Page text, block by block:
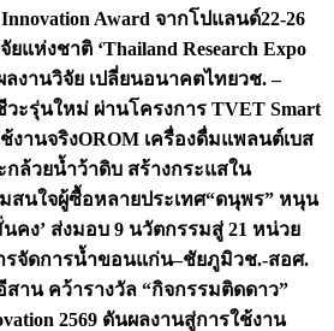
Innovation Award จากโปแลนด์22-26
แห่งชาติ ‘Thailand Research Expo
ผลงานวิจัย เปลี่ยนอนาคตไทยวช. –
ะรุ่นใหม่ ผ่านโครงการ TVET Smart
งานจริงOROM เครื่องดื่มแพลนต์เบส
ล้วยน้ำว้าดิบ สร้างกระแสใน
สนใจผู้ซื้อหลายประเทศ“ดนุพร” หนุน
คง’ ส่งมอบ 9 นวัตกรรมสู่ 21 หน่วย
รจัดการน้ำขอนแก่น–ชัยภูมิวช.-สอศ.
าน คว้ารางวัล “กิจกรรมติดดาว”
2569 ดันผลงานสู่การใช้งาน